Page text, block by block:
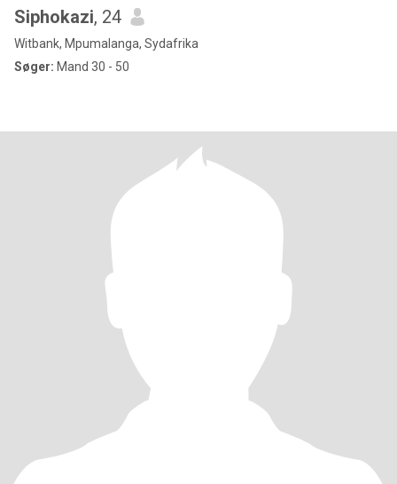
Siphokazi, 24
Witbank, Mpumalanga, Sydafrika
Søger: Mand 30 - 50